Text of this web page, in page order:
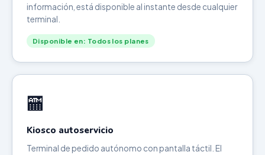
información, está disponible al instante desde cualquier
terminal.
Disponible en: Todos los planes
🏧
Kiosco autoservicio
Terminal de pedido autónomo con pantalla táctil. El